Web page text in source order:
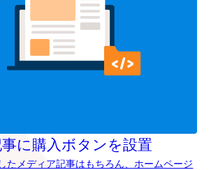
に購入ボタンを設置
たメディア記事はもちろん、ホームページ